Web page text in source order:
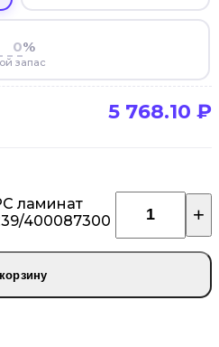
%
запас
5 768.10 ₽
ламинат
400087300